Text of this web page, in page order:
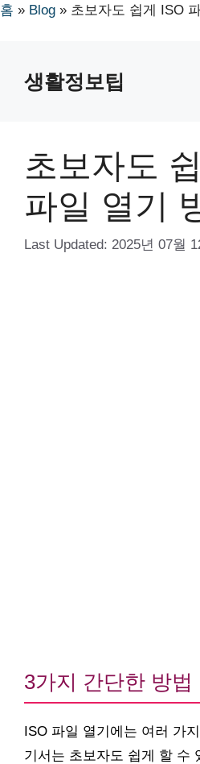
홈 » Blog » 초보자도 쉽게 ISO
생활정보팁
초보자도
파일 열기
Last Updated: 2025년 07월
3가지 간단한 방법
ISO 파일 열기에는 여러 가
기서는 초보자도 쉽게 할 수